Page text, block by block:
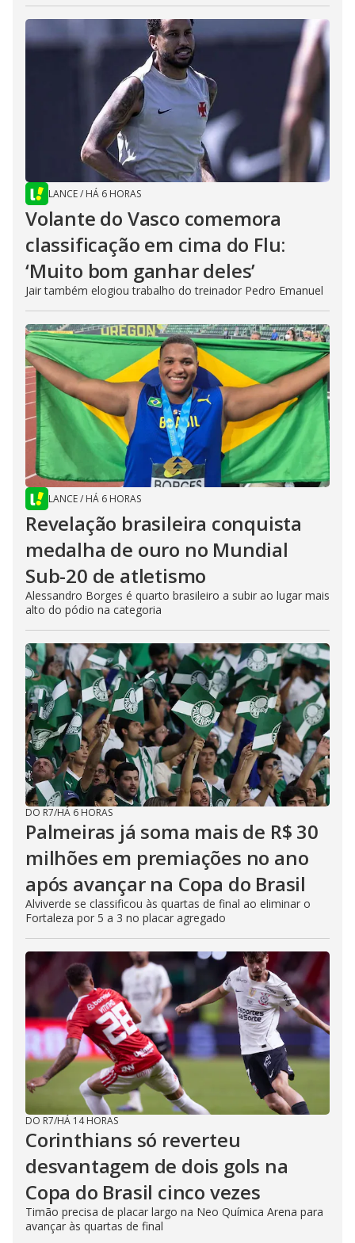
LANCE/ HÁ 6 HORAS
Volante do Vasco comemora
classificação em cima do Flu:
‘Muito bom ganhar deles’
Jair também elogiou trabalho do treinador Pedro Emanuel
LANCE/ HÁ 6 HORAS
Revelação brasileira conquista
medalha de ouro no Mundial
Sub-20 de atletismo
Alessandro Borges é quarto brasileiro a subir ao lugar mais
alto do pódio na categoria
DO R7/HÁ 6 HORAS
Palmeiras já soma mais de R$ 30
milhões em premiações no ano
após avançar na Copa do Brasil
Alviverde se classificou às quartas de final ao eliminar o
Fortaleza por 5 a 3 no placar agregado
DO R7/HÁ 14 HORAS
Corinthians só reverteu
desvantagem de dois gols na
Copa do Brasil cinco vezes
Timão precisa de placar largo na Neo Química Arena para
avançar às quartas de final